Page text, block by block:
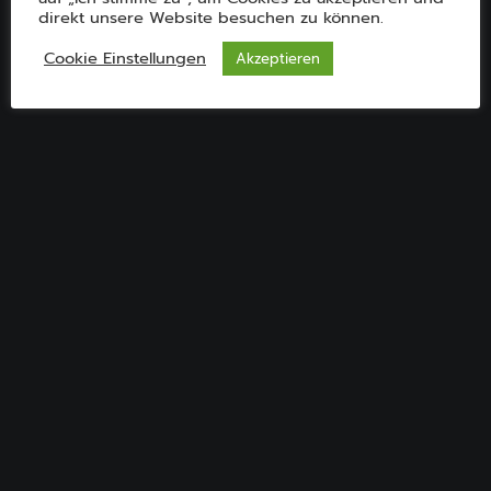
direkt unsere Website besuchen zu können.
Cookie Einstellungen
Akzeptieren